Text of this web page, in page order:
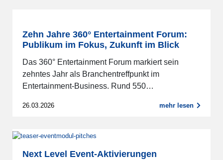
Zehn Jahre 360° Entertainment Forum:
Publikum im Fokus, Zukunft im Blick
Das 360° Entertainment Forum markiert sein
zehntes Jahr als Branchentreffpunkt im
Entertainment-Business. Rund 550…
26.03.2026 mehr lesen
Next Level Event-Aktivierungen